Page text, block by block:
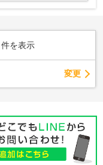
件を表示
変更